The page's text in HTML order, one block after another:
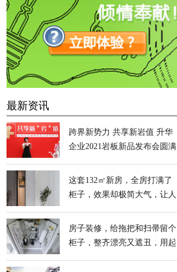
最新资讯
跨界新势力 共享新岩值 升华
企业2021岩板新品发布会圆满
这套132㎡新房，全房打满了
柜子，效果却极简大气，让人
房子装修，给拖把和扫帚留个
柜子，整齐漂亮又遮丑，用起